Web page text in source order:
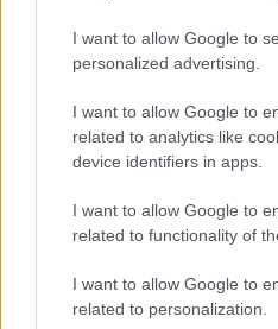
I want to allow Google to
personalized advertising.
I want to allow Google to
related to analytics like
device identifiers in apps.
I want to allow Google to
related to functionality of
I want to allow Google to
related to personalization.
A Közigazgatási és
Közszolgáltatások
fejlesztése révén a
anyakönyv helyett már
szükség.
A KEKKH a közel
megvalósuló informatikai